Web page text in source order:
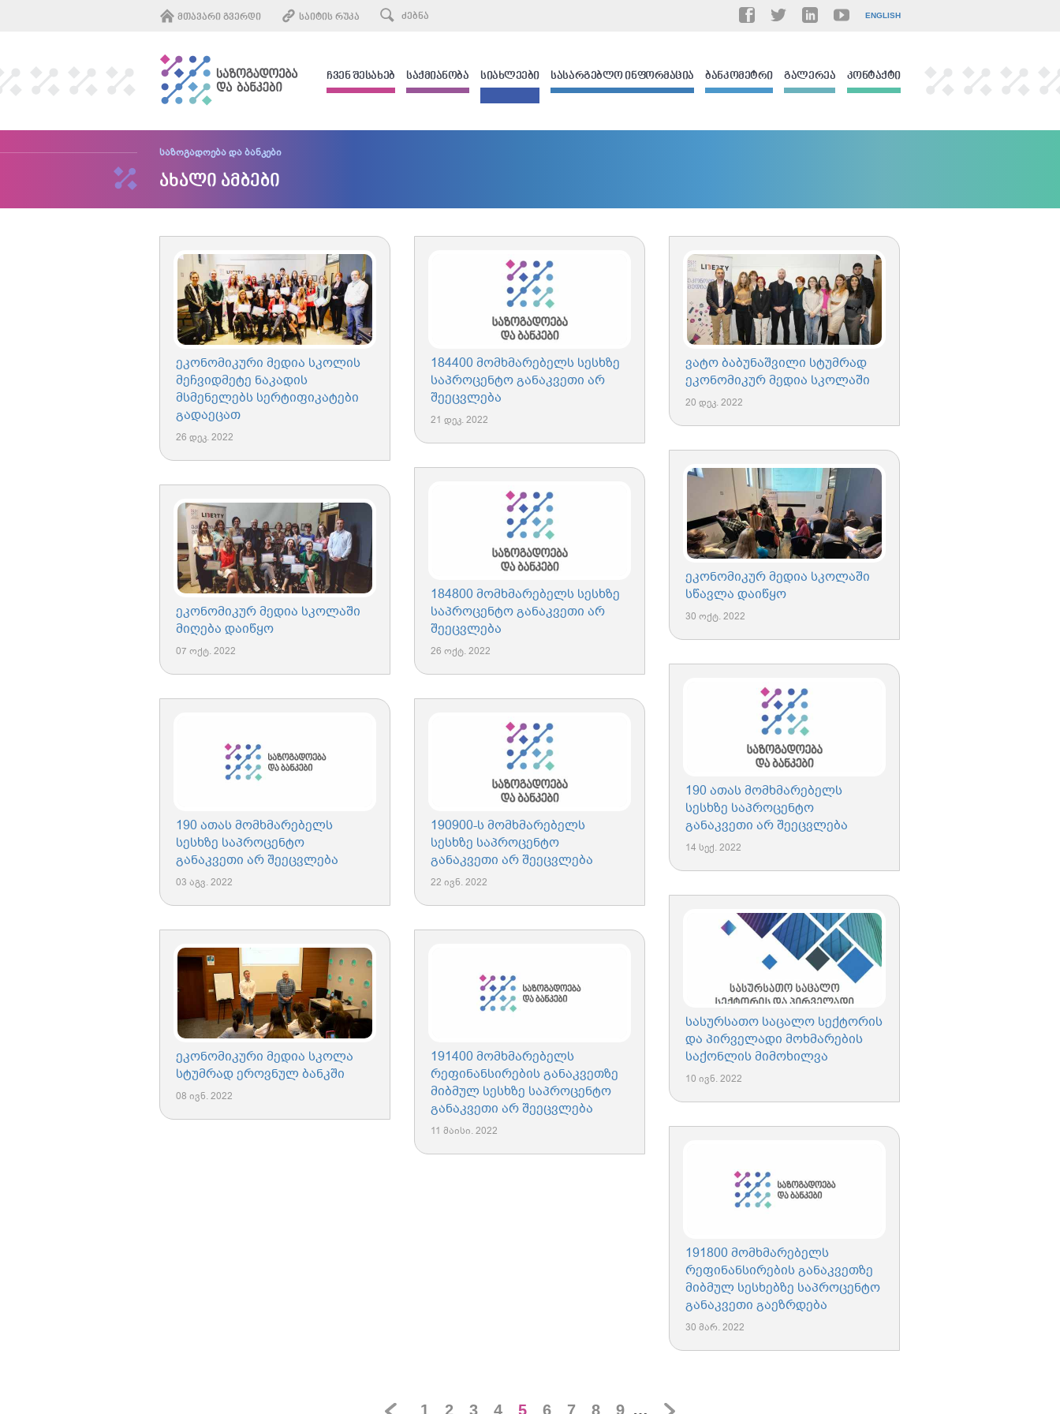
ᲛᲗᲐᲕᲐᲠᲘ ᲒᲕᲔᲠᲓᲘ ᲡᲐᲘᲢᲘᲡ ᲠᲣᲙᲐ ENGLISH
ᲩᲕᲔᲜ ᲨᲔᲡᲐᲮᲔᲑ ᲡᲐᲥᲛᲘᲐᲜᲝᲑᲐ ᲡᲘᲐᲮᲚᲔᲔᲑᲘ ᲡᲐᲡᲐᲠᲒᲔᲑᲚᲝ ᲘᲜᲤᲝᲠᲛᲐᲪᲘᲐ ᲑᲐᲜᲙᲝᲛᲔᲢᲠᲘ ᲒᲐᲚᲔᲠᲔᲐ ᲙᲝᲜᲢᲐᲥᲢᲘ
საზოგადოება და ბანკები
ახალი ამბები
ეკონომიკური მედია სკოლის
მეჩვიდმეტე ნაკადის
მსმენელებს სერტიფიკატები
გადაეცათ
26 დეკ. 2022
184400 მომხმარებელს სესხზე
საპროცენტო განაკვეთი არ
შეეცვლება
21 დეკ. 2022
ვატო ბაბუნაშვილი სტუმრად
ეკონომიკურ მედია სკოლაში
20 დეკ. 2022
ეკონომიკურ მედია სკოლაში
სწავლა დაიწყო
30 ოქტ. 2022
184800 მომხმარებელს სესხზე
საპროცენტო განაკვეთი არ
შეეცვლება
26 ოქტ. 2022
ეკონომიკურ მედია სკოლაში
მიღება დაიწყო
07 ოქტ. 2022
190 ათას მომხმარებელს
სესხზე საპროცენტო
განაკვეთი არ შეეცვლება
14 სექ. 2022
190 ათას მომხმარებელს
სესხზე საპროცენტო
განაკვეთი არ შეეცვლება
03 აგვ. 2022
190900-ს მომხმარებელს
სესხზე საპროცენტო
განაკვეთი არ შეეცვლება
22 ივნ. 2022
სასურსათო საცალო სექტორის
და პირველადი მოხმარების
საქონლის მიმოხილვა
10 ივნ. 2022
ეკონომიკური მედია სკოლა
სტუმრად ეროვნულ ბანკში
08 ივნ. 2022
191400 მომხმარებელს
რეფინანსირების განაკვეთზე
მიბმულ სესხზე საპროცენტო
განაკვეთი არ შეეცვლება
11 მაისი. 2022
191800 მომხმარებელს
რეფინანსირების განაკვეთზე
მიბმულ სესხებზე საპროცენტო
განაკვეთი გაეზრდება
30 მარ. 2022
1 2 3 4 5 6 7 8 9 …